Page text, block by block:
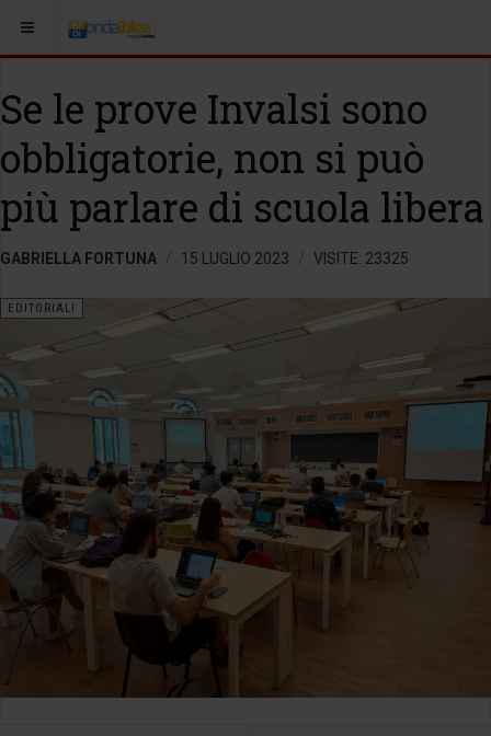
Se le prove Invalsi sono
obbligatorie, non si può
più parlare di scuola libera
GABRIELLA FORTUNA 15 LUGLIO 2023 VISITE: 23325
EDITORIALI